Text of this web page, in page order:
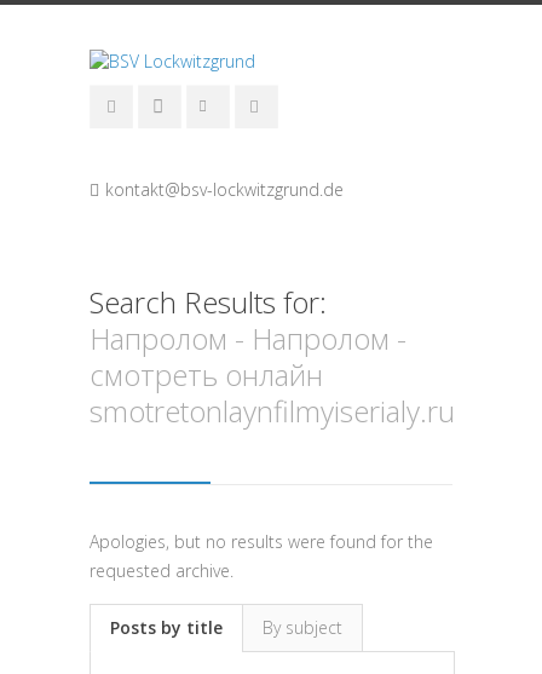
kontakt@bsv-lockwitzgrund.de
Search Results for:
Напролом - Напролом -
смотреть онлайн
smotretonlaynfilmyiserialy.ru
Apologies, but no results were found for the
requested archive.
Posts by title By subject